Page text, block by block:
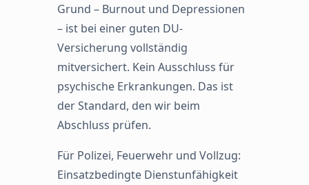
Grund – Burnout und Depressionen
– ist bei einer guten DU-
Versicherung vollständig
mitversichert. Kein Ausschluss für
psychische Erkrankungen. Das ist
der Standard, den wir beim
Abschluss prüfen.
Für Polizei, Feuerwehr und Vollzug:
Einsatzbedingte Dienstunfähigkeit